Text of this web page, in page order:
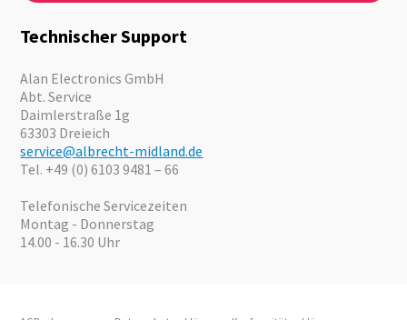
Motorrad
Angebote
Karriere
Kataloge
Technischer Support
Alan Electronics GmbH
Abt. Service
Daimlerstraße 1g
63303 Dreieich
service@albrecht-midland.de
Tel. +49 (0) 6103 9481 – 66
Telefonische Servicezeiten
Montag - Donnerstag
14.00 - 16.30 Uhr